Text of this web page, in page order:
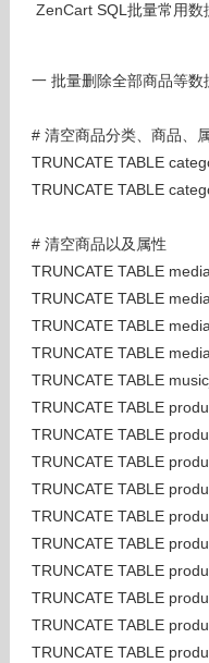
ZenCartSQL批量常用数
一 批量删除全部商品等数
# 清空商品分类、商品、
TRUNCATE TABLE
TRUNCATE TABLE
# 清空商品以及属性
TRUNCATE TABLE
TRUNCATE TABLE
TRUNCATE TABLE
TRUNCATE TABLE
TRUNCATE TABLE
TRUNCATE TABLE
TRUNCATE TABLE
TRUNCATE TABLE
TRUNCATE TABLE
TRUNCATE TABLE
TRUNCATE TABLE
TRUNCATE TABLE
TRUNCATE TABLE
TRUNCATE TABLE
TRUNCATE TABLE